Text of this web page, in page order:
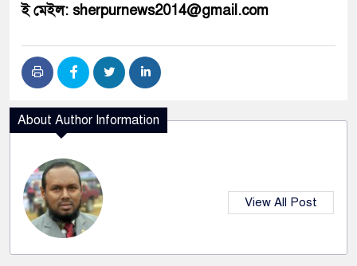
ই মেইল: sherpurnews2014@gmail.com
About Author Information
View All Post